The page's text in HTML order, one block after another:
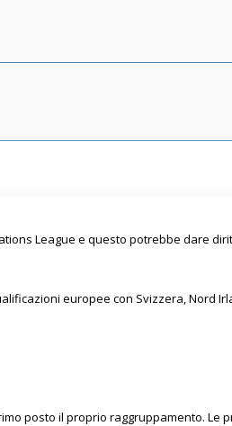
League e questo potrebbe dare
europee con Svizzera, Nord
posto il proprio raggruppamento. Le